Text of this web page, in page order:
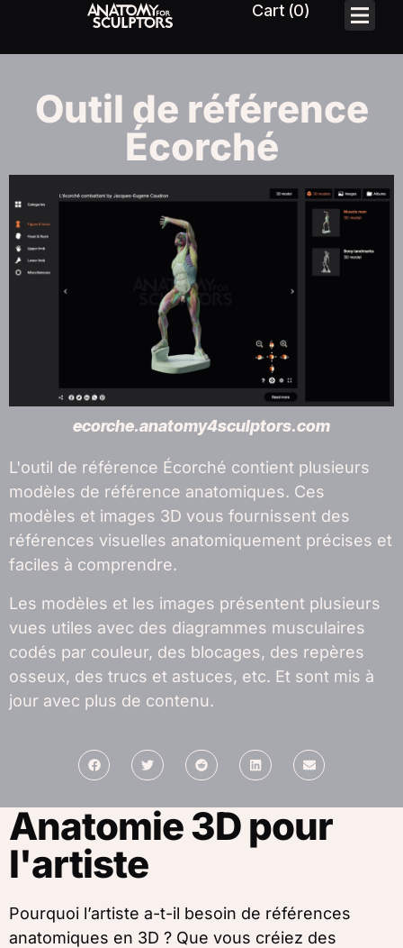
Outil de référence
Écorché
ecorche.anatomy4sculptors.com
L'outil de référence Écorché contient plusieurs
modèles de référence anatomiques. Ces
modèles et images 3D vous fournissent des
références visuelles anatomiquement précises et
faciles à comprendre.
Les modèles et les images présentent plusieurs
vues utiles avec des diagrammes musculaires
codés par couleur, des blocages, des repères
osseux, des trucs et astuces, etc. Et sont mis à
jour avec plus de contenu.
Anatomie 3D pour
l'artiste
Pourquoi l’artiste a-t-il besoin de références
anatomiques en 3D ? Que vous créiez des